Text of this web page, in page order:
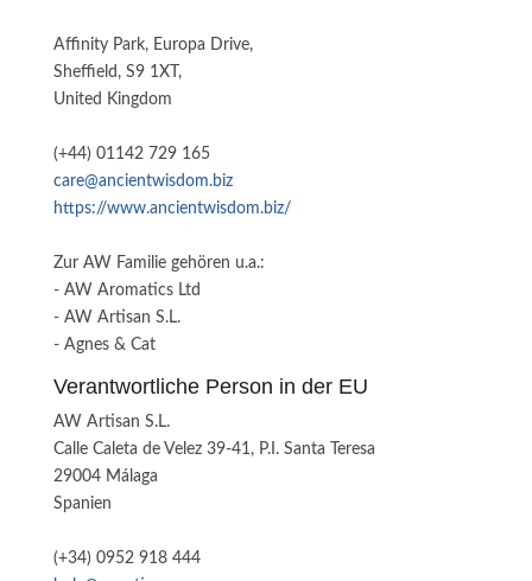
Affinity Park, Europa Drive,
Sheffield, S9 1XT,
United Kingdom
(+44) 01142 729 165
care@ancientwisdom.biz
https://www.ancientwisdom.biz/
Zur AW Familie gehören u.a.:
- AW Aromatics Ltd
- AW Artisan S.L.
- Agnes & Cat
Verantwortliche Person in der EU
AW Artisan S.L.
Calle Caleta de Velez 39-41, P.I. Santa Teresa
29004 Málaga
Spanien
(+34) 0952 918 444